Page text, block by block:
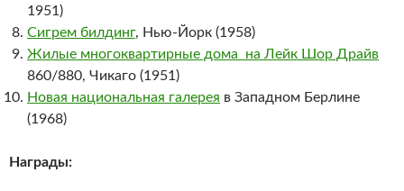
1951)
Сигрем билдинг, Нью-Йорк (1958)
Жилые многоквартирные дома на Лейк Шор Драйв
860/880, Чикаго (1951)
Новая национальная галерея в Западном Берлине
(1968)
Награды: